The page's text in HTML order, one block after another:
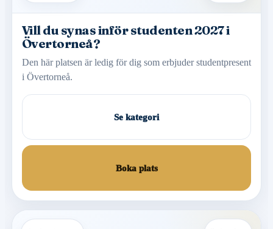
Vill du synas inför studenten 2027 i
Övertorneå?
Den här platsen är ledig för dig som erbjuder studentpresent
i Övertorneå.
Se kategori
Boka plats